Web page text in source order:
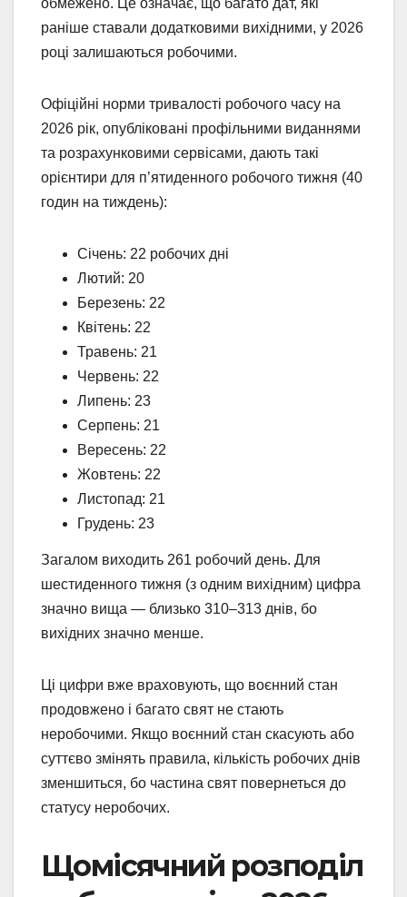
обмежено. Це означає, що багато дат, які
раніше ставали додатковими вихідними, у 2026
році залишаються робочими.
Офіційні норми тривалості робочого часу на
2026 рік, опубліковані профільними виданнями
та розрахунковими сервісами, дають такі
орієнтири для п’ятиденного робочого тижня (40
годин на тиждень):
Січень: 22 робочих дні
Лютий: 20
Березень: 22
Квітень: 22
Травень: 21
Червень: 22
Липень: 23
Серпень: 21
Вересень: 22
Жовтень: 22
Листопад: 21
Грудень: 23
Загалом виходить 261 робочий день. Для
шестиденного тижня (з одним вихідним) цифра
значно вища — близько 310–313 днів, бо
вихідних значно менше.
Ці цифри вже враховують, що воєнний стан
продовжено і багато свят не стають
неробочими. Якщо воєнний стан скасують або
суттєво змінять правила, кількість робочих днів
зменшиться, бо частина свят повернеться до
статусу неробочих.
Щомісячний розподіл